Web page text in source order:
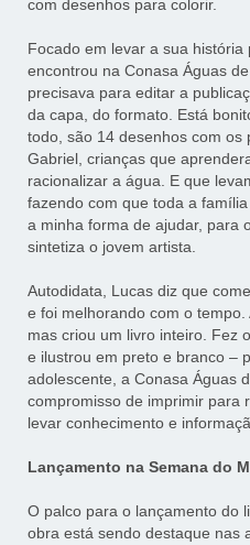
com desenhos para colorir.
Focado em levar a sua
encontrou na Conasa Águas
precisava para editar a
da capa, do formato. Está
todo, são 14 desenhos com os
Gabriel, crianças que
racionalizar a água. E que
fazendo com que toda a
a minha forma de ajudar, para
sintetiza o jovem artista.
Autodidata, Lucas diz que
e foi melhorando com o
mas criou um livro inteiro. Fez
e ilustrou em preto e branco –
adolescente, a Conasa Águas
compromisso de imprimir para
levar conhecimento e
Lançamento na Semana do
O palco para o lançamento do
obra está sendo destaque nas